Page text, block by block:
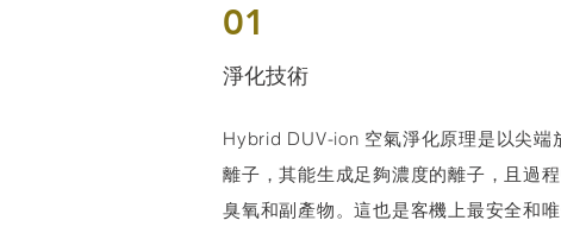
01
​淨化技術
Hybrid DUV-ion 空氣淨化原理是以尖端
離子，其能生成足夠濃度的離子，且過
臭氧和副產物。這也是客機上最安全和